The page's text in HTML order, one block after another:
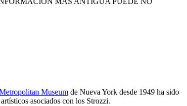
Museum de Nueva York desde 1949 ha sido
asociados con los Strozzi.